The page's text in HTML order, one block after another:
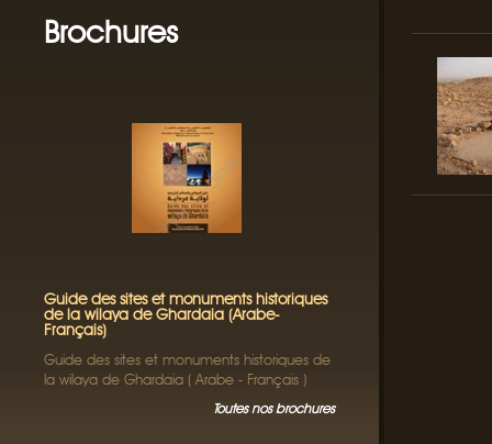
Brochures
Guide des sites et monuments historiques
de la wilaya de Ghardaia (Arabe-
Français)
Guide des sites et monuments historiques de
la wilaya de Ghardaia ( Arabe - Français )
Toutes nos brochures